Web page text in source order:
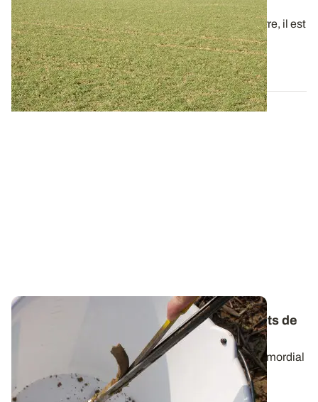
En cas de fortes pluies depuis le prélèvement de terre, il est
nécessaire d’évaluer l...
22 FÉVR. 2024
: soigner les prélèvements de
Mesurer les reliquats azotés en sortie d'hiver est primordial
afin d'ajuster au mieux le...
18 JANV. 2024